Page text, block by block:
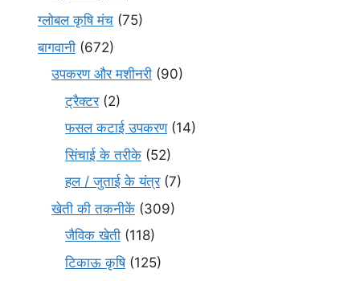
ग्लोबल कृषि मंच (75)
बागवानी (672)
उपकरण और मशीनरी (90)
ट्रैक्टर(2)
फसल कटाई उपकरण(14)
सिंचाई के तरीके (52)
हल / जुताई के यंत्र(7)
खेती की तकनीकें (309)
जैविक खेती (118)
टिकाऊ कृषि(125)